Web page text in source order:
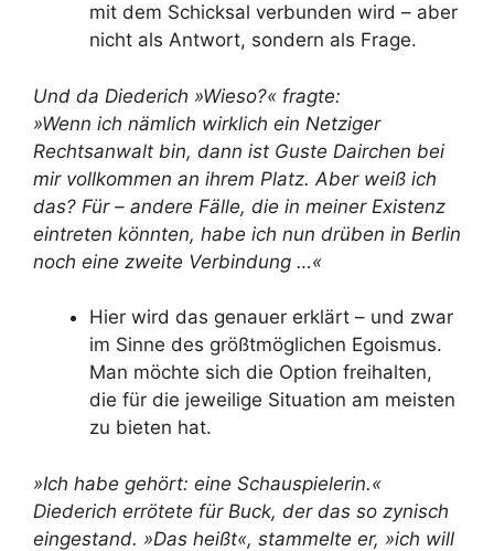
mit dem Schicksal verbunden wird – aber
nicht als Antwort, sondern als Frage.
Und da Diederich »Wieso?« fragte:
»Wenn ich nämlich wirklich ein Netziger
Rechtsanwalt bin, dann ist Guste Dairchen bei
mir vollkommen an ihrem Platz. Aber weiß ich
das? Für – andere Fälle, die in meiner Existenz
eintreten könnten, habe ich nun drüben in Berlin
noch eine zweite Verbindung …«
Hier wird das genauer erklärt – und zwar
im Sinne des größtmöglichen Egoismus.
Man möchte sich die Option freihalten,
die für die jeweilige Situation am meisten
zu bieten hat.
»Ich habe gehört: eine Schauspielerin.«
Diederich errötete für Buck, der das so zynisch
eingestand. »Das heißt«, stammelte er, »ich will